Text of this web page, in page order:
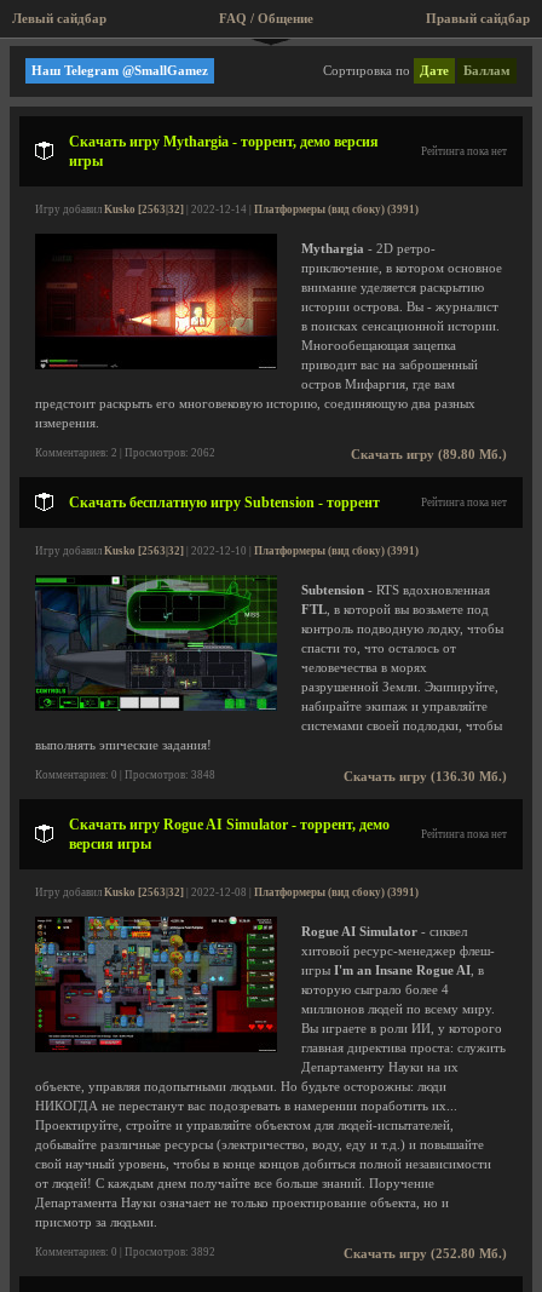
Левый сайдбар Правый сайдбар
FAQ / Общение
Платформеры (вид сбоку)
Сортировка по Дате Баллам
Наш Telegram @SmallGamez
Скачать игру Mythargia - торрент, демо версия
игры
Рейтинга пока нет
Игру добавил Kusko [2563|32] | 2022-12-14 | Платформеры (вид сбоку) (3991)
Mythargia - 2D ретро-
приключение, в котором основное
внимание уделяется раскрытию
истории острова. Вы - журналист
в поисках сенсационной истории.
Многообещающая зацепка
приводит вас на заброшенный
остров Мифаргия, где вам
предстоит раскрыть его многовековую историю, соединяющую два разных
измерения.
Скачать игру (89.80 Мб.)
Комментариев: 2 | Просмотров: 2062
Скачать бесплатную игру Subtension - торрент Рейтинга пока нет
Игру добавил Kusko [2563|32] | 2022-12-10 | Платформеры (вид сбоку) (3991)
Subtension - RTS вдохновленная
FTL , в которой вы возьмете под
контроль подводную лодку, чтобы
спасти то, что осталось от
человечества в морях
разрушенной Земли. Экипируйте,
набирайте экипаж и управляйте
системами своей подлодки, чтобы
выполнять эпические задания!
Скачать игру (136.30 Мб.)
Комментариев: 0 | Просмотров: 3848
Скачать игру Rogue AI Simulator - торрент, демо
версия игры
Рейтинга пока нет
Игру добавил Kusko [2563|32] | 2022-12-08 | Платформеры (вид сбоку) (3991)
Rogue AI Simulator - сиквел
хитовой ресурс-менеджер флеш-
игры I'm an Insane Rogue AI , в
которую сыграло более 4
миллионов людей по всему миру.
Вы играете в роли ИИ, у которого
главная директива проста: служить
Департаменту Науки на их
объекте, управляя подопытными людьми. Но будьте осторожны: люди
НИКОГДА не перестанут вас подозревать в намерении поработить их...
Проектируйте, стройте и управляйте объектом для людей-испытателей,
добывайте различные ресурсы (электричество, воду, еду и т.д.) и повышайте
свой научный уровень, чтобы в конце концов добиться полной независимости
от людей! С каждым днем получайте все больше знаний. Поручение
Департамента Науки означает не только проектирование объекта, но и
присмотр за людьми.
Скачать игру (252.80 Мб.)
Комментариев: 0 | Просмотров: 3892